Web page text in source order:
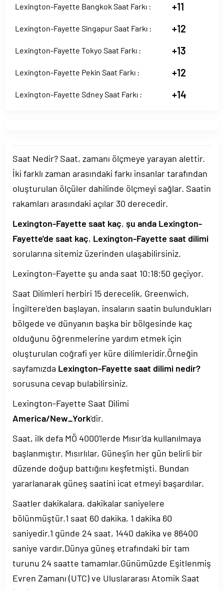
Lexington-Fayette Bangkok Saat Farkı : +11
Lexington-Fayette Singapur Saat Farkı : +12
Lexington-Fayette Tokyo Saat Farkı : +13
Lexington-Fayette Pekin Saat Farkı : +12
Lexington-Fayette Sdney Saat Farkı : +14
Saat Nedir? Saat, zamanı ölçmeye yarayan alettir.
İki farklı zaman arasındaki farkı insanlar tarafından
oluşturulan ölçüler dahilinde ölçmeyi sağlar. Saatin
rakamları arasındaki açılar 30 derecedir.
Lexington-Fayette saat kaç, şu anda Lexington-
Fayette'de saat kaç, Lexington-Fayette saat dilimi
sorularına sitemiz üzerinden ulaşabilirsiniz.
Lexington-Fayette şu anda saat 10:18:50 geçiyor.
Saat Dilimleri herbiri 15 derecelik, Greenwich,
İngiltere'den başlayan, insaların saatin bulundukları
bölgede ve dünyanın başka bir bölgesinde kaç
olduğunu öğrenmelerine yardım etmek için
oluşturulan coğrafi yer küre dilimleridir.Örneğin
sayfamızda Lexington-Fayette saat dilimi nedir?
sorusuna cevap bulabilirsiniz.
Lexington-Fayette Saat Dilimi
America/New_York'dir.
Saat, ilk defa MÖ 4000'lerde Mısır'da kullanılmaya
başlanmıştır. Mısırlılar, Güneş'in her gün belirli bir
düzende doğup battığını keşfetmişti. Bundan
yararlanarak güneş saatini icat etmeyi başardılar.
Saatler dakikalara, dakikalar saniyelere
bölünmüştür.1 saat 60 dakika, 1 dakika 60
saniyedir.1 günde 24 saat, 1440 dakika ve 86400
saniye vardır.Dünya güneş etrafındaki bir tam
turunu 24 saatte tamamlar.Günümüzde Eşitlenmiş
Evren Zamanı (UTC) ve Uluslararası Atomik Saat